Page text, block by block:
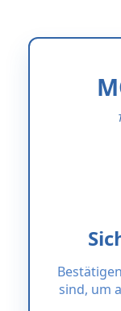
sind, um